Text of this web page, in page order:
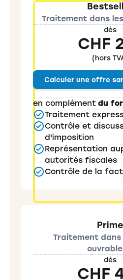
Traitement dans
dès
CHF
(hors
Calculer une offre
en complément du
Traitement
Contrôle et
d'imposition
Représentation
autorités fiscales
Contrôle de la
Prime
Traitement dans
dès
CHF